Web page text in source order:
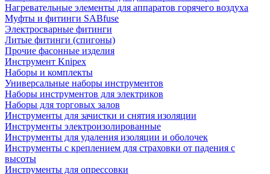
Нагревательные элементы для аппаратов горячего воздуха
Муфты и фитинги SABfuse
Электросварные фитинги
Литые фитинги (спигоны)
Прочие фасонные изделия
Инструмент Knipex
Наборы и комплекты
Универсальные наборы инструментов
Наборы инструментов для электриков
Наборы для торговых залов
Инструменты для зачистки и снятия изоляции
Инструменты электроизолированные
Инструменты для удаления изоляции и оболочек
Инструменты с креплением для страховки от падения с
высоты
Инструменты для опрессовки